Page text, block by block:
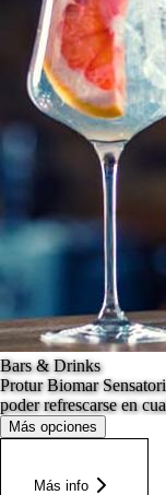
Bars & Drinks
Protur Biomar
poder refrescarse en
Más opciones
Más info